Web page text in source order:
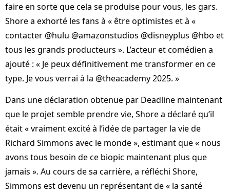
faire en sorte que cela se produise pour vous, les gars.
Shore a exhorté les fans à « être optimistes et à «
contacter @hulu @amazonstudios @disneyplus @hbo et
tous les grands producteurs ». L’acteur et comédien a
ajouté : « Je peux définitivement me transformer en ce
type. Je vous verrai à la @theacademy 2025. »
Dans une déclaration obtenue par Deadline maintenant
que le projet semble prendre vie, Shore a déclaré qu’il
était « vraiment excité à l’idée de partager la vie de
Richard Simmons avec le monde », estimant que « nous
avons tous besoin de ce biopic maintenant plus que
jamais ». Au cours de sa carrière, a réfléchi Shore,
Simmons est devenu un représentant de « la santé